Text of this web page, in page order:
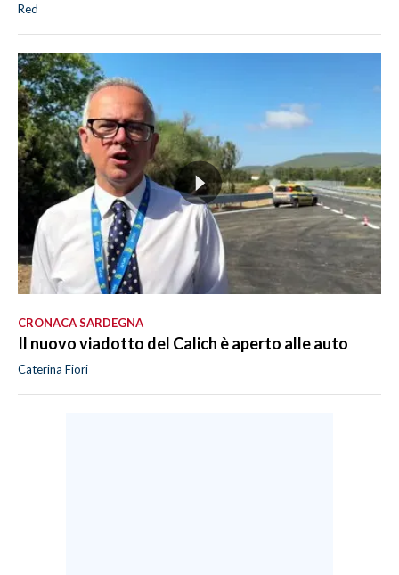
Red
CRONACA SARDEGNA
Il nuovo viadotto del Calich è aperto alle auto
Caterina Fiori